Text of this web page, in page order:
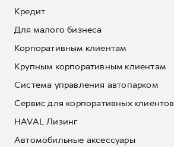
Кредит
Для малого бизнеса
Корпоративным клиентам
Крупным корпоративным клиентам
Система управления автопарком
Сервис для корпоративных клиентов
HAVAL Лизинг
Автомобильные аксессуары